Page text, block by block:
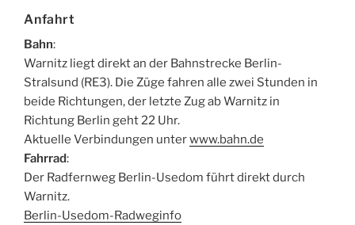
Anfahrt
Bahn:
Warnitz liegt direkt an der Bahnstrecke Berlin-
Stralsund (RE3). Die Züge fahren alle zwei Stunden in
beide Richtungen, der letzte Zug ab Warnitz in
Richtung Berlin geht 22 Uhr.
Aktuelle Verbindungen unterwww.bahn.de
Fahrrad:
Der Radfernweg Berlin-Usedom führt direkt durch
Warnitz.
Berlin-Usedom-Radweginfo